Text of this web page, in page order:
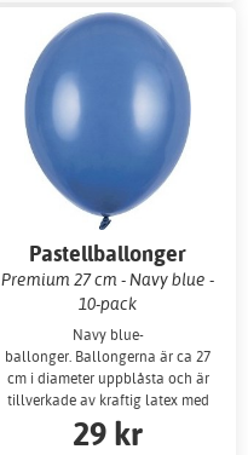
Pastellballonger
Premium 27 cm - Navy blue -
10-pack
Navy blue-
ballonger. Ballongerna är ca 27
cm i diameter uppblåsta och är
tillverkade av kraftig latex med
snygg finish!
29 kr